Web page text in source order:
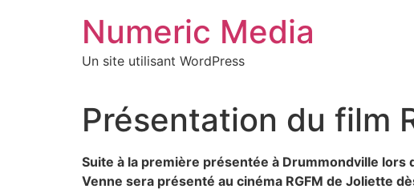
Numeric Media
Un site utilisant WordPress
Présentation du film
Suite à la première présentée à Drummondville
Venne sera présenté au cinéma RGFM de Joliette